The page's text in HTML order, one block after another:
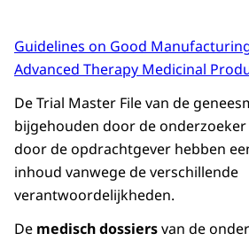
Guidelines on Good
Advanced Therapy Medicinal
DeTrial Master Filevan de
bijgehouden door de
door de opdrachtgever hebben
inhoud vanwege de verschillende
verantwoordelijkheden.
De medisch dossiersvan de